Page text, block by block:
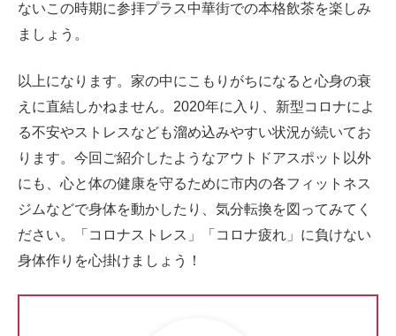
ないこの時期に参拝プラス中華街での本格飲茶を楽しみ
ましょう。
以上になります。家の中にこもりがちになると心身の衰
えに直結しかねません。2020年に入り、新型コロナによ
る不安やストレスなども溜め込みやすい状況が続いてお
ります。今回ご紹介したようなアウトドアスポット以外
にも、心と体の健康を守るために市内の各フィットネス
ジムなどで身体を動かしたり、気分転換を図ってみてく
ださい。「コロナストレス」「コロナ疲れ」に負けない
身体作りを心掛けましょう！